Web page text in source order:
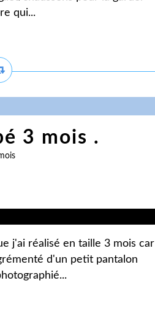
qui...
3 mois .
j'ai réalisé en taille 3 mois car
d'un petit pantalon